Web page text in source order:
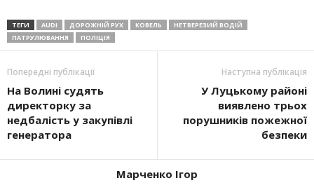
ТЕГИ AUDI ДОРОЖНІЙ РУХ КОВЕЛЬ
НЕТВЕРЕЗИЙ ВОДІЙ
ПАТРУЛЮВАННЯ
ПОЛІЦІЯ
Попередні публікації
На Волині судять
директорку за
недбалість у закупівлі
генератора
Наступна публікація
У Луцькому районі
виявлено трьох
порушників пожежної
безпеки
Марченко Ігор